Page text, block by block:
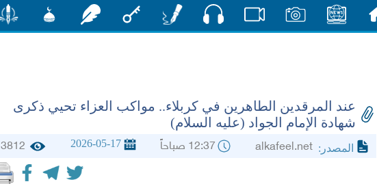
عند المرقدين الطاهرين في كربلاء.. مواكب العزاء تحيي ذكرى
شهادة الإمام الجواد (عليه السلام)
المصدر: 12:37 صباحاً 2026-05-17
3812